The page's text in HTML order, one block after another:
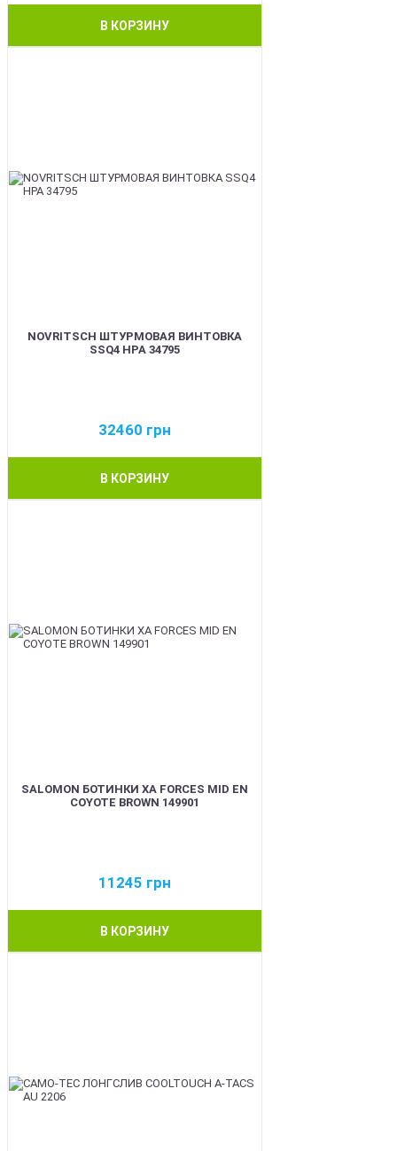
В КОРЗИНУ
NOVRITSCH ШТУРМОВАЯ ВИНТОВКА
SSQ4 HPA 34795
32460 грн
В КОРЗИНУ
SALOMON БОТИНКИ XA FORCES MID EN
COYOTE BROWN 149901
11245 грн
В КОРЗИНУ